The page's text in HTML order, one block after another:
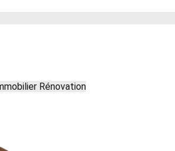
Rénovation